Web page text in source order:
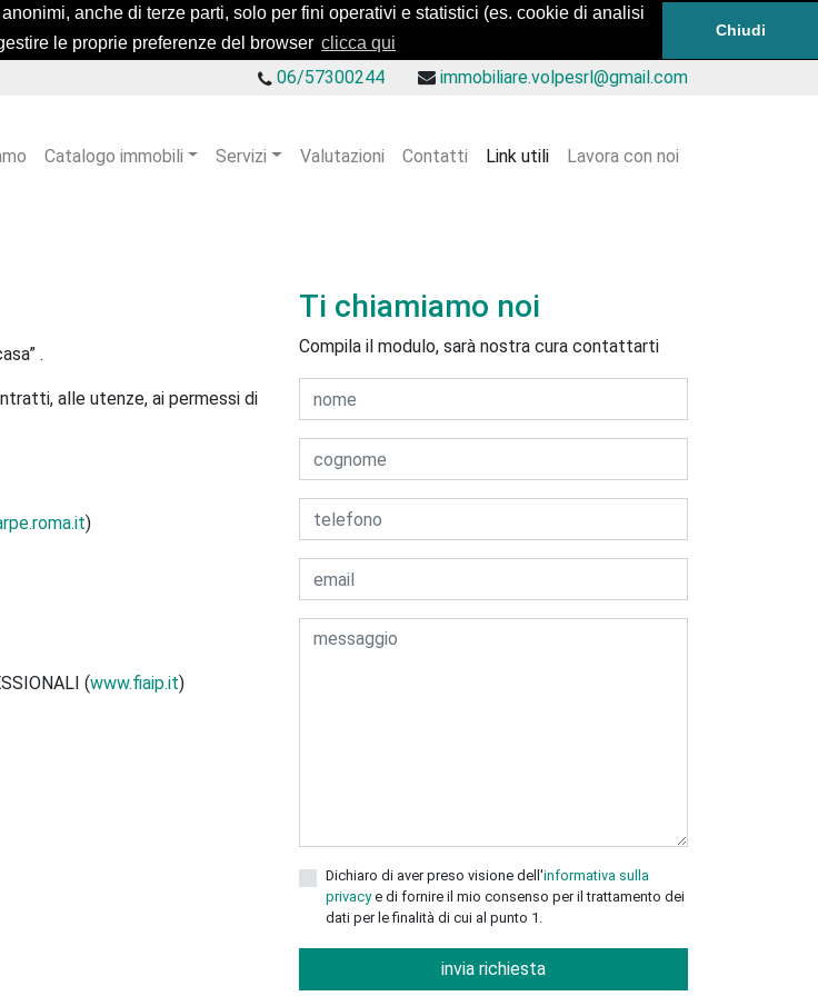
anche di terze parti, solo per fini operativi e statistici (es. cookie di analisi
le proprie preferenze del browser clicca qui
Chiudi
06/57300244 immobiliare.volpesrl@gmail.com
Catalogo immobili Servizi Valutazioni Contatti Link utili Lavora con noi
.
alle utenze, ai permessi di
)
(www.fiaip.it)
Ti chiamiamo noi
Compila il modulo, sarà nostra cura contattarti
Dichiaro di aver preso visione dell'informativa sulla
privacye di fornire il mio consenso per il trattamento dei
dati per le finalità di cui al punto 1.
invia richiesta